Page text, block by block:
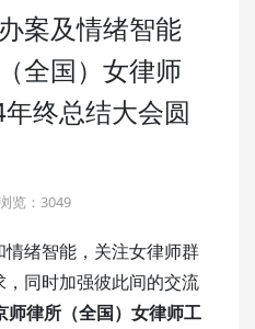
4001-666-001
案及情绪智能
全国）女律师
终总结大会圆
览：3049
绪智能，关注女律师群
同时加强彼此间的交流
师律所（全国）女律师工